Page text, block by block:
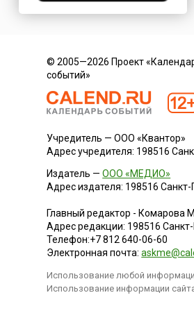
Нигерия
Норвегия
ОАЭ
Оман
Палестина
Перу
Португалия
Румыния
США
Саудовская Аравия
Сербия
© 2005—2026 Проект
событий»
Учредитель — ООО «Квантор»
Адрес учредителя: 198516
Издатель —ООО «МЕДИО»
Адрес издателя: 198516 Санкт-
Главный редактор - Комарова
Адрес редакции: 198516
Телефон:+7 812 640-06-60
Электронная почта:
Использование любой
Использование информации